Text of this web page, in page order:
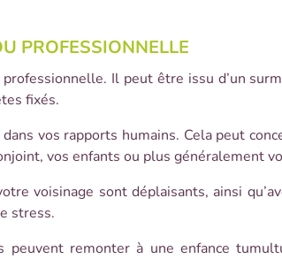
PROFESSIONNELLE
Il peut être issu d’un
fixés.
vos rapports humains. Cela peut
vos enfants ou plus généralement
voisinage sont déplaisants, ainsi
stress.
peuvent remonter à une enfance